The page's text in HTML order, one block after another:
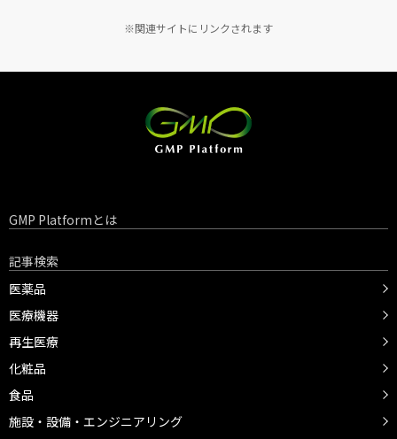
※関連サイトにリンクされます
GMP Platformとは
記事検索
医薬品
医療機器
再生医療
化粧品
食品
施設・設備・エンジニアリング